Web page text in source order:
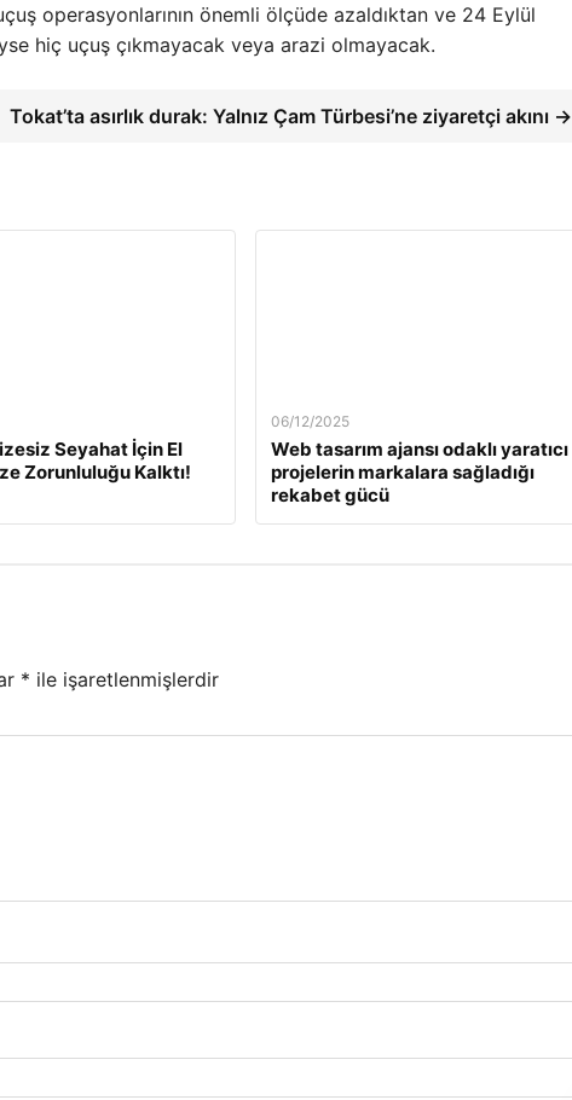
operasyonlarının önemli ölçüde azaldıktan ve 24 Eylül
hiç uçuş çıkmayacak veya arazi olmayacak.
Tokat’ta asırlık durak: Yalnız Çam Türbesi’ne ziyaretçi akını →
Seyahat İçin El
Zorunluluğu Kalktı!
06/12/2025
Web tasarım ajansı odaklı yaratıcı
projelerin markalara sağladığı
rekabet gücü
* ile işaretlenmişlerdir